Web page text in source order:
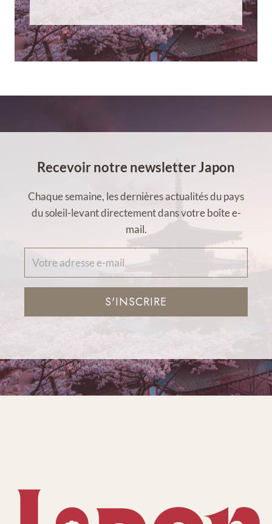
Recevoir notre newsletter Japon
Chaque semaine, les dernières actualités du pays
du soleil-levant directement dans votre boîte e-
mail.
S'INSCRIRE